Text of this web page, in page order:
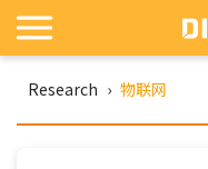
Research › 物联网